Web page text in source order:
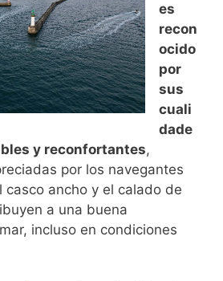
es
recon
ocido
por
sus
cuali
dade
y reconfortantes,
por los navegantes
casco ancho y el calado de
a una buena
incluso en condiciones